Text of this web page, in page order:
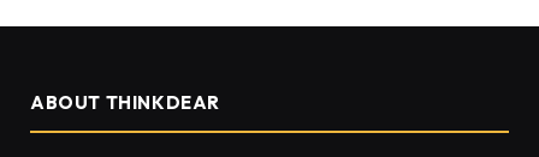
ABOUT THINKDEAR